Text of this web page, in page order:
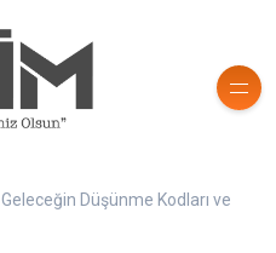
Düşünme Kodları ve